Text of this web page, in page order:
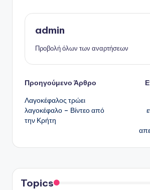
admin
Προβολή όλων των αναρτήσεων
Πλοήγηση
δημοσιεύσεων
Προηγούμενο Άρθρο
Λαγοκέφαλος τρώει
λαγοκέφαλο – Βίντεο από
την Κρήτη
Topics